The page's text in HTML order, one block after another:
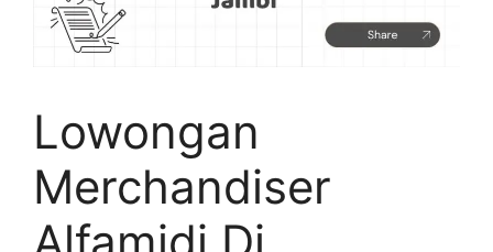
Lowongan
Merchandiser